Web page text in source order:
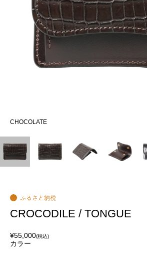
CHOCOLATE
CROCODILE / TONGUE
¥55,000(税込)
カラー